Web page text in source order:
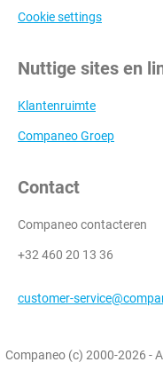
Cookie settings
Nuttige sites en
Klantenruimte
Companeo Groep
Contact
Companeo contacteren
+32 460 20 13 36
customer-
Companeo (c) 2000-2026 -